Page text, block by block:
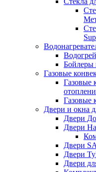
Бойлеры
Газовые
Газовые
Газовые
Двери и окна
Двери
Двери
Двери
Двери
Двери